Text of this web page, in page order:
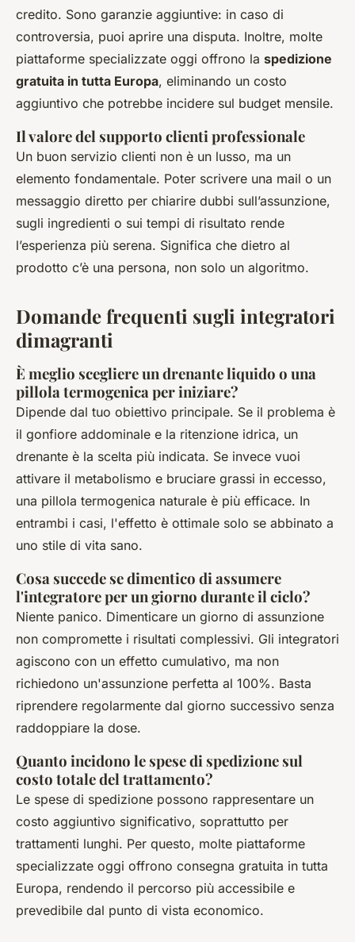
credito. Sono garanzie aggiuntive: in caso di
controversia, puoi aprire una disputa. Inoltre, molte
piattaforme specializzate oggi offrono la spedizione
gratuita in tutta Europa, eliminando un costo
aggiuntivo che potrebbe incidere sul budget mensile.
Il valore del supporto clienti professionale
Un buon servizio clienti non è un lusso, ma un
elemento fondamentale. Poter scrivere una mail o un
messaggio diretto per chiarire dubbi sull’assunzione,
sugli ingredienti o sui tempi di risultato rende
l’esperienza più serena. Significa che dietro al
prodotto c’è una persona, non solo un algoritmo.
Domande frequenti sugli integratori
dimagranti
È meglio scegliere un drenante liquido o una
pillola termogenica per iniziare?
Dipende dal tuo obiettivo principale. Se il problema è
il gonfiore addominale e la ritenzione idrica, un
drenante è la scelta più indicata. Se invece vuoi
attivare il metabolismo e bruciare grassi in eccesso,
una pillola termogenica naturale è più efficace. In
entrambi i casi, l'effetto è ottimale solo se abbinato a
uno stile di vita sano.
Cosa succede se dimentico di assumere
l'integratore per un giorno durante il ciclo?
Niente panico. Dimenticare un giorno di assunzione
non compromette i risultati complessivi. Gli integratori
agiscono con un effetto cumulativo, ma non
richiedono un'assunzione perfetta al 100%. Basta
riprendere regolarmente dal giorno successivo senza
raddoppiare la dose.
Quanto incidono le spese di spedizione sul
costo totale del trattamento?
Le spese di spedizione possono rappresentare un
costo aggiuntivo significativo, soprattutto per
trattamenti lunghi. Per questo, molte piattaforme
specializzate oggi offrono consegna gratuita in tutta
Europa, rendendo il percorso più accessibile e
prevedibile dal punto di vista economico.